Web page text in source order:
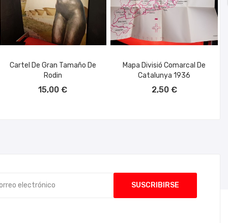
Cartel De Gran Tamaño De
Rodin
15,00 €
Mapa Divisió Comarcal De
Catalunya 1936
2,50 €